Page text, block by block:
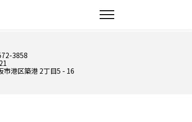
3858
市港区築港 2丁目5 - 16